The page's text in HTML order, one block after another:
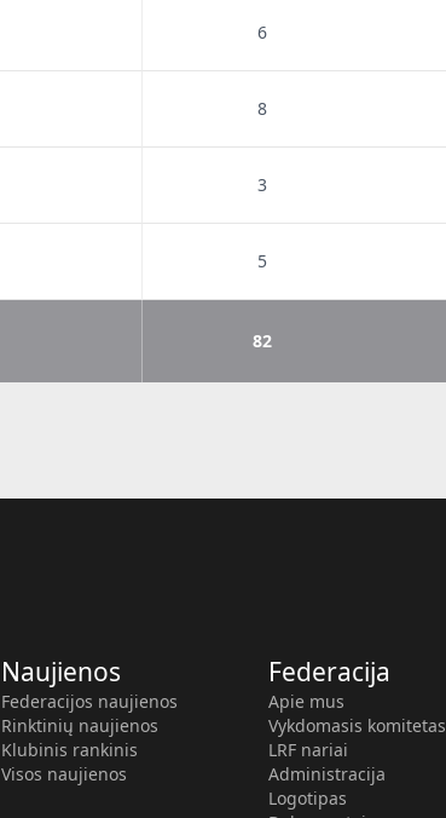
6
8
3
5
82
Naujienos
Federacijos naujienos
Rinktinių naujienos
Klubinis rankinis
Visos naujienos
Federacija
Apie mus
Vykdomasis komitetas
LRF nariai
Administracija
Logotipas